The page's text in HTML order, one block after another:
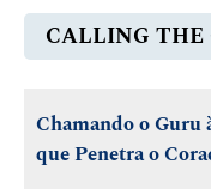
CALLING THE
Chamando o Guru
que Penetra o